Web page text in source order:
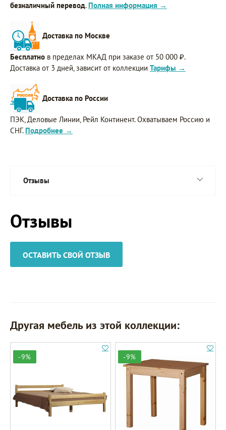
безналичный перевод. Полная информация →
Доставка по Москве
Бесплатно в пределах МКАД при заказе от 50 000 ₽.
Доставка от 3 дней, зависит от коллекции Тарифы →
Доставка по России
ПЭК, Деловые Линии, Рейл Континент. Охватываем Россию и
СНГ. Подробнее →
Отзывы
Отзывы
ОСТАВИТЬ СВОЙ ОТЗЫВ
Другая мебель из этой коллекции:
-9% -9%